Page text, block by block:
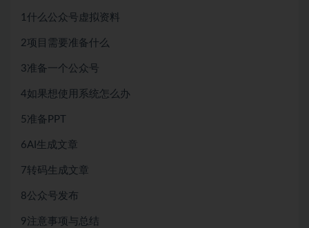
1什么公众号虚拟资料
2项目需要准备什么
3准备一个公众号
4如果想使用系统怎么办
5准备PPT
6AI生成文章
7转码生成文章
8公众号发布
9注意事项与总结